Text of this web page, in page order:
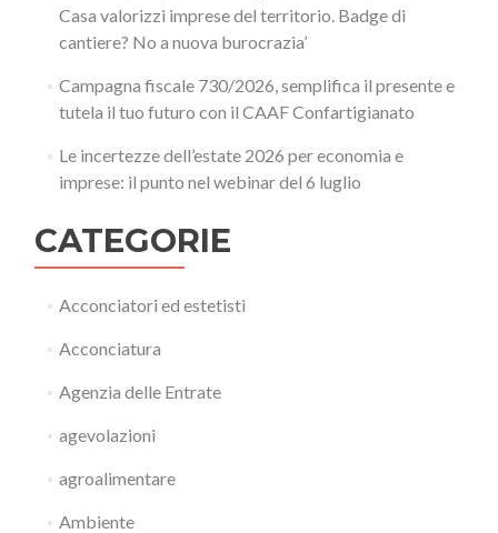
Casa valorizzi imprese del territorio. Badge di
cantiere? No a nuova burocrazia’
Campagna fiscale 730/2026, semplifica il presente e
tutela il tuo futuro con il CAAF Confartigianato
Le incertezze dell’estate 2026 per economia e
imprese: il punto nel webinar del 6 luglio
CATEGORIE
Acconciatori ed estetisti
Acconciatura
Agenzia delle Entrate
agevolazioni
agroalimentare
Ambiente